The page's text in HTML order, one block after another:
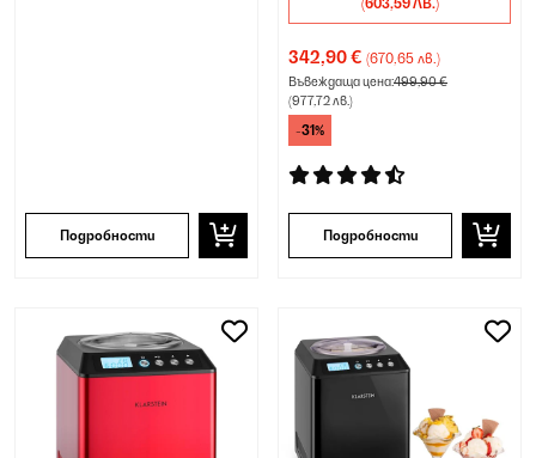
Подробности
(603,59 ЛВ.)
342,90 € (670,65 лв.)
Въвеждаща цена:499,90 €
(977,72 лв.)
-31%
Подробности